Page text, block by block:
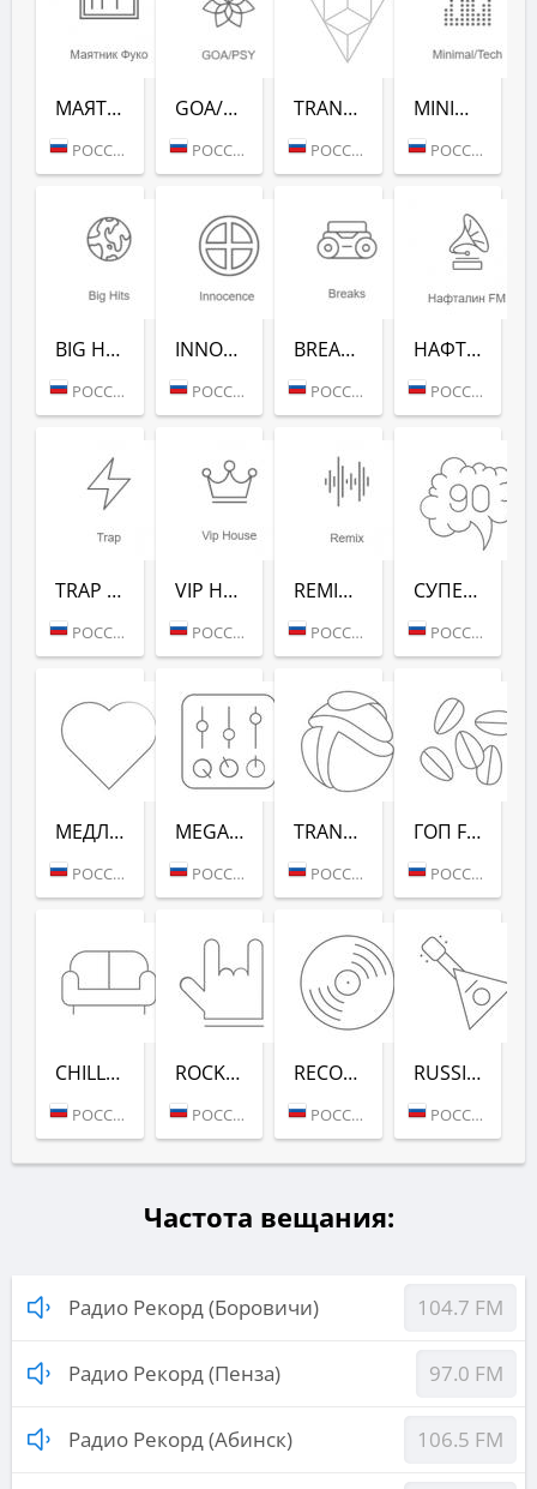
МАЯТНИК ФУКО (РАДИО РЕКОРД)
РОССИЯ (МОСКВА)
GOA/PSY (РАДИО РЕКОРД)
РОССИЯ (МОСКВА)
TRANCE CLASSICS (РАДИО РЕКОРД)
РОССИЯ (МОСКВА)
MINIMAL/TECH (РАДИО РЕКОРД)
РОССИЯ (МОСКВА)
BIG HITS (РАДИО РЕКОРД)
РОССИЯ (МОСКВА)
INNOCENCE (РАДИО РЕКОРД)
РОССИЯ (МОСКВА)
BREAKS (РАДИО РЕКОРД)
РОССИЯ (МОСКВА)
НАФТАЛИН FM (РАДИО РЕКОРД)
РОССИЯ (МОСКВА)
TRAP (РАДИО РЕКОРД)
РОССИЯ (МОСКВА)
VIP HOUSE (РАДИО РЕКОРД)
РОССИЯ (МОСКВА)
REMIX (РАДИО РЕКОРД)
РОССИЯ (МОСКВА)
СУПЕРДИСКОТЕКА 90-Х (РАДИО РЕКОРД)
РОССИЯ (МОСКВА)
МЕДЛЯК FM (РАДИО РЕКОРД)
РОССИЯ (МОСКВА)
MEGAMIX (РАДИО РЕКОРД)
РОССИЯ (МОСКВА)
TRANCEMISSION (РАДИО РЕКОРД)
РОССИЯ (МОСКВА)
ГОП FM (РАДИО РЕКОРД)
РОССИЯ (МОСКВА)
CHILL-OUT (РАДИО РЕКОРД)
РОССИЯ (МОСКВА)
ROCK (РАДИО РЕКОРД)
РОССИЯ (МОСКВА)
RECORD DEEP (РАДИО РЕКОРД)
РОССИЯ (МОСКВА)
RUSSIAN MIX (РАДИО РЕКОРД)
РОССИЯ (МОСКВА)
Частота вещания:
Радио Рекорд (Боровичи) 104.7 FM
Радио Рекорд (Пенза) 97.0 FM
Радио Рекорд (Абинск) 106.5 FM